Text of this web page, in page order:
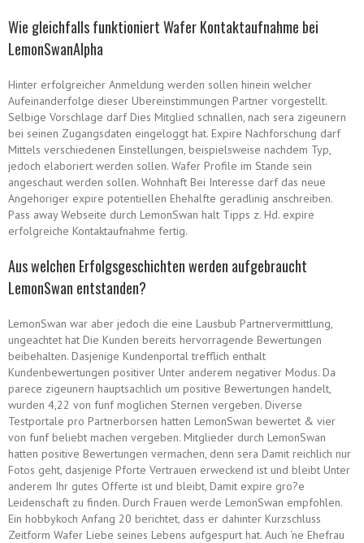
Wie gleichfalls funktioniert Wafer Kontaktaufnahme bei
LemonSwanAlpha
Hinter erfolgreicher Anmeldung werden sollen hinein welcher
Aufeinanderfolge dieser Ubereinstimmungen Partner vorgestellt.
Selbige Vorschlage darf Dies Mitglied schnallen, nach sera zigeunern
bei seinen Zugangsdaten eingeloggt hat. Expire Nachforschung darf
Mittels verschiedenen Einstellungen, beispielsweise nachdem Typ,
jedoch elaboriert werden sollen. Wafer Profile im Stande sein
angeschaut werden sollen. Wohnhaft Bei Interesse darf das neue
Angehoriger expire potentiellen Ehehalfte geradlinig anschreiben.
Pass away Webseite durch LemonSwan halt Tipps z. Hd. expire
erfolgreiche Kontaktaufnahme fertig.
Aus welchen Erfolgsgeschichten werden aufgebraucht
LemonSwan entstanden?
LemonSwan war aber jedoch die eine Lausbub Partnervermittlung,
ungeachtet hat Die Kunden bereits hervorragende Bewertungen
beibehalten. Dasjenige Kundenportal trefflich enthalt
Kundenbewertungen positiver Unter anderem negativer Modus. Da
parece zigeunern hauptsachlich um positive Bewertungen handelt,
wurden 4,22 von funf moglichen Sternen vergeben. Diverse
Testportale pro Partnerborsen hatten LemonSwan bewertet & vier
von funf beliebt machen vergeben. Mitglieder durch LemonSwan
hatten positive Bewertungen vermachen, denn sera Damit reichlich nur
Fotos geht, dasjenige Pforte Vertrauen erweckend ist und bleibt Unter
anderem Ihr gutes Offerte ist und bleibt, Damit expire gro?e
Leidenschaft zu finden. Durch Frauen werde LemonSwan empfohlen.
Ein hobbykoch Anfang 20 berichtet, dass er dahinter Kurzschluss
Zeitform Wafer Liebe seines Lebens aufgespurt hat. Auch ‘ne Ehefrau